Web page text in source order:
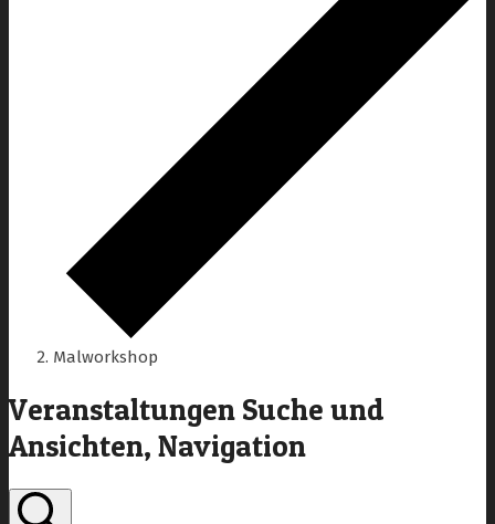
Malworkshop
Veranstaltungen Suche und
Ansichten, Navigation